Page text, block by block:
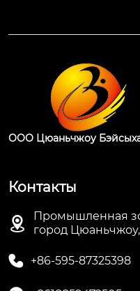
ООО Цюаньчжоу
Контакты

Промышленная
город
 +86-595-87325398